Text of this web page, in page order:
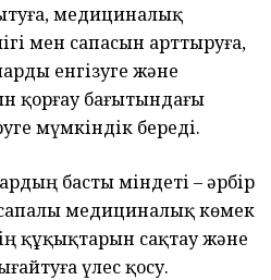
медициналық
мен сапасын арттыруға,
енгізуге және
қорғау бағытындағы
мүмкіндік береді.
басты міндеті – әрбір
сапалы медициналық көмек
құқықтарын сақтау және
үлес қосу.